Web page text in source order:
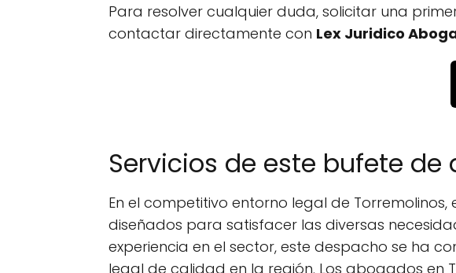
Para resolver cualquier duda, solicitar una
contactar directamente con Lex Juridico
Servicios de este bufete
En el competitivo entorno legal de
diseñados para satisfacer las diversas
experiencia en el sector, este despacho se ha
legal de calidad en la región. Los abogados